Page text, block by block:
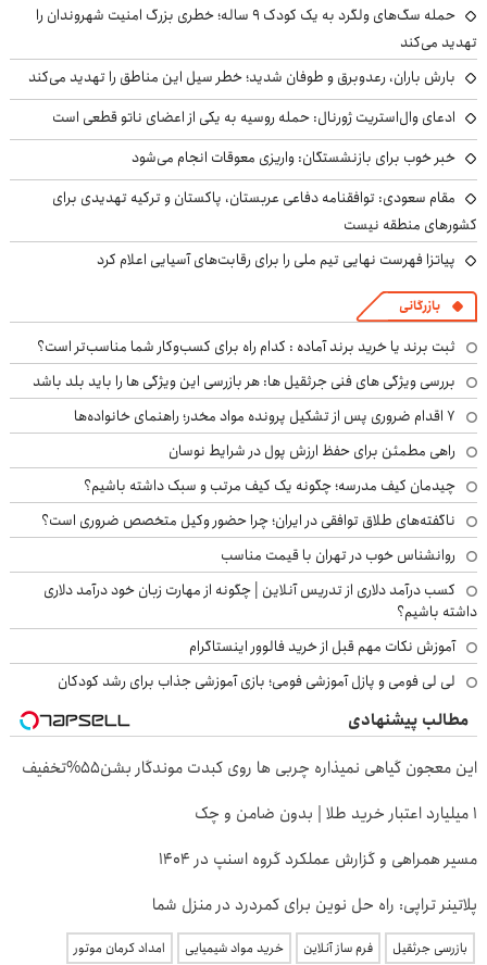
حمله سگ‌های ولگرد به یک کودک ۹ ساله؛ خطری بزرگ امنیت شهروندان را
تهدید می‌کند
بارش باران، رعدوبرق و طوفان شدید؛ خطر سیل این مناطق را تهدید می‌کند
ادعای وال‌استریت ژورنال: حمله روسیه به یکی از اعضای ناتو قطعی است
خبر خوب برای بازنشستگان: واریزی معوقات انجام می‌شود
مقام سعودی: توافقنامه دفاعی عربستان، پاکستان و ترکیه تهدیدی برای
کشورهای منطقه نیست
پیاتزا فهرست نهایی تیم ملی را برای رقابت‌های آسیایی اعلام کرد
بازرگانی
ثبت برند یا خرید برند آماده : کدام راه برای کسب‌وکار شما مناسب‌تر است؟
بررسی ویژگی های فنی جرثقیل ها: هر بازرسی این ویژگی ها را باید بلد باشد
۷ اقدام ضروری پس از تشکیل پرونده مواد مخدر؛ راهنمای خانواده‌ها
راهی مطمئن برای حفظ ارزش پول در شرایط نوسان
چیدمان کیف مدرسه؛ چگونه یک کیف مرتب و سبک داشته باشیم؟
ناگفته‌های طلاق توافقی در ایران؛ چرا حضور وکیل متخصص ضروری است؟
روانشناس خوب در تهران با قیمت مناسب
کسب درآمد دلاری از تدریس آنلاین | چگونه از مهارت زبان خود درآمد دلاری
داشته باشیم؟
آموزش نکات مهم قبل از خرید فالوور اینستاگرام
لی لی فومی و پازل آموزشی فومی؛ بازی آموزشی جذاب برای رشد کودکان
مطالب پیشنهادی
این معجون گیاهی نمیذاره چربی ها روی کبدت موندگار بشن55%تخفیف
۱ میلیارد اعتبار خرید طلا | بدون ضامن و چک
مسیر همراهی و گزارش عملکرد گروه اسنپ در ۱۴۰۴
پلاتینر تراپی: راه حل نوین برای کمردرد در منزل شما
بازرسی جرثقیل فرم ساز آنلاین خرید مواد شیمیایی امداد کرمان موتور